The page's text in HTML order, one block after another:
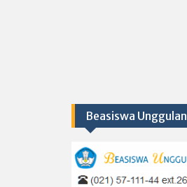
Beasiswa Unggulan